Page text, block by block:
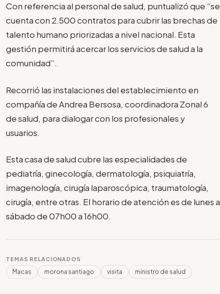
Con referencia al personal de salud, puntualizó que “se
cuenta con 2.500 contratos para cubrir las brechas de
talento humano priorizadas a nivel nacional. Esta
gestión permitirá acercar los servicios de salud a la
comunidad”.
Recorrió las instalaciones del establecimiento en
compañía de Andrea Bersosa, coordinadora Zonal 6
de salud, para dialogar con los profesionales y
usuarios.
Esta casa de salud cubre las especialidades de
pediatría, ginecología, dermatología, psiquiatría,
imagenología, cirugía laparoscópica, traumatología,
cirugía, entre otras. El horario de atención es de lunes a
sábado de 07h00 a 16h00.
TEMAS RELACIONADOS
Macas morona santiago visita ministro de salud